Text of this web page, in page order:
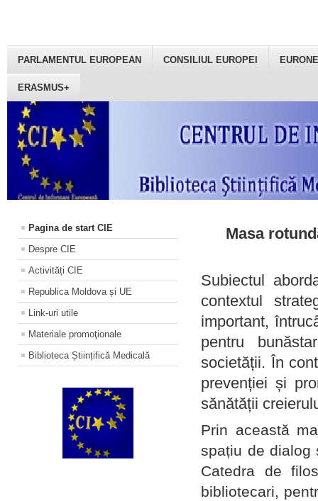
PARLAMENTUL EUROPEAN CONSILIUL EUROPEI
ERASMUS+
Pagina de start CIE
Despre CIE
Activități CIE
Republica Moldova și UE
Link-uri utile
Materiale promoţionale
Biblioteca Științifică Medicală
Masa
Subiectul
contextul
important,
pentru
societății. În
prevenției și
sănătății
Prin această
spațiu de dialog
Catedra de
bibliotecari,